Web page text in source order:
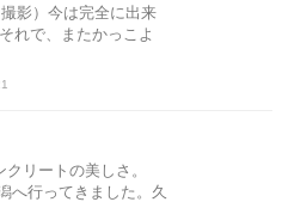
影）今は完全に出来
れで、またかっこよ
リートの美しさ。
へ行ってきました。久